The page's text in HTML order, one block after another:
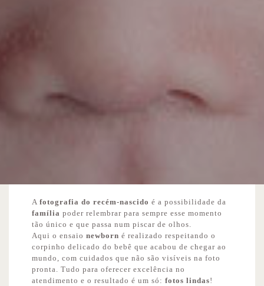
A fotografia do recém-nascido é a possibilidade da
família poder relembrar para sempre esse momento
tão único e que passa num piscar de olhos.
Aqui o ensaio newborn é realizado respeitando o
corpinho delicado do bebê que acabou de chegar ao
mundo, com cuidados que não são visíveis na foto
pronta. Tudo para oferecer excelência no
atendimento e o resultado é um só: fotos lindas!